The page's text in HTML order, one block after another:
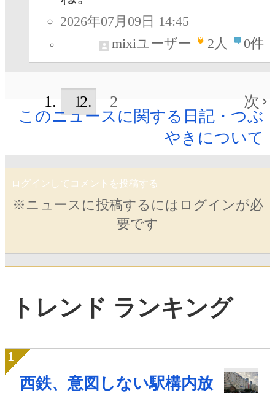
2026年07月09日 14:45
mixiユーザー
2人 0件
1 2
次
このニュースに関する日記・つぶ
やきについて
ログインしてコメントを投稿する
※ニュースに投稿するにはログインが必
要です
トレンド ランキング
西鉄、意図しない駅構内放